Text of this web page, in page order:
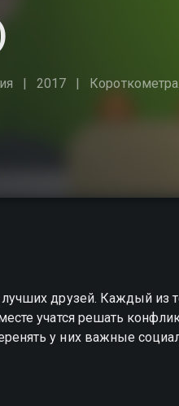
2017
друзей. Каждый из
учатся решать
у них важные
вы можете совершенно